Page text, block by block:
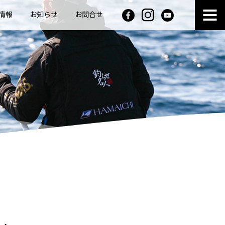
報 お知らせ お問合せ